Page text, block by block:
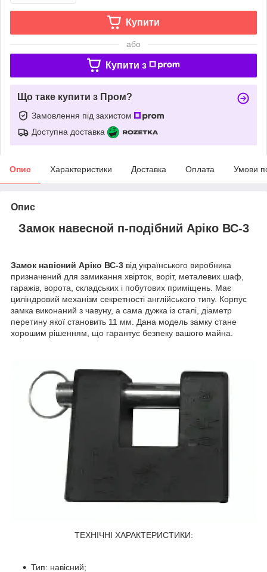
Купити
або
Купити з
Що таке купити з Пром?
Замовлення під захистом
Доступна доставка
Опис Характеристики Доставка Оплата Умови
Опис
Замок навесной п-подібний Аріко ВС-3
Замок навісний Аріко ВС-3 від українського виробника
призначений для замикання хвірток, воріт, металевих шаф,
гаражів, ворота, складських і побутових приміщень. Має
циліндровий механізм секретності англійського типу. Корпус
замка виконаний з чавуну, а сама дужка із сталі, діаметр
перетину якої становить 11 мм. Дана модель замку стане
хорошим рішенням, що гарантує безпеку вашого майна.
ТЕХНІЧНІ ХАРАКТЕРИСТИКИ:
Тип: навісний;